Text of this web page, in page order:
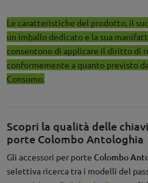
Le caratteristiche del prodotto, il
un imballo dedicato e la sua
consentono di applicare il diritto di
conformemente a quanto previsto
Consumo.
Scopri la qualità delle
porte Colombo Antologhia
Gli accessori per porte Colombo
selettiva ricerca tra i modelli del